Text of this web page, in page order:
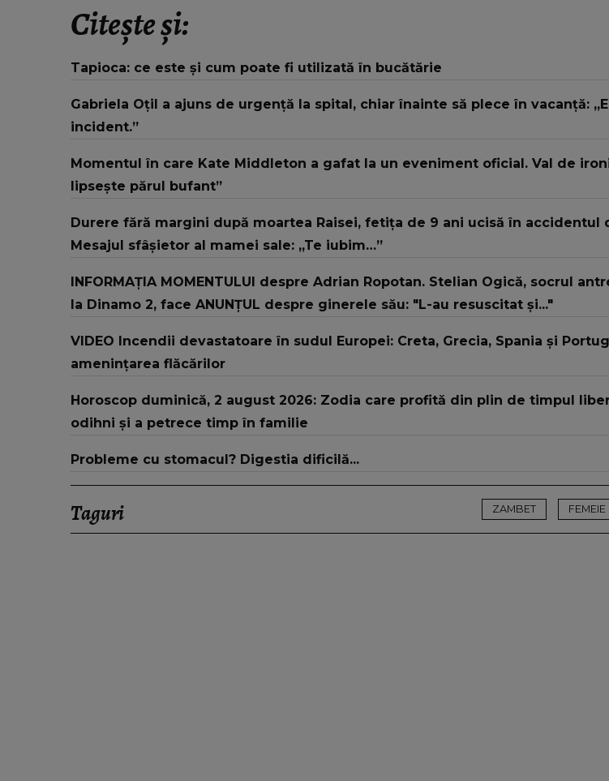
Citește și:
Tapioca: ce este și cum poate fi utilizată în bucătărie
Gabriela Oțil a ajuns de urgență la spital, chiar înainte să plece în vacanță:
incident.”
Momentul în care Kate Middleton a gafat la un eveniment oficial. Val de
lipsește părul bufant”
Durere fără margini după moartea Raisei, fetița de 9 ani ucisă în accidentul
Mesajul sfâșietor al mamei sale: „Te iubim…”
INFORMAȚIA MOMENTULUI despre Adrian Ropotan. Stelian Ogică, socrul
la Dinamo 2, face ANUNȚUL despre ginerele său: "L-au resuscitat și..."
VIDEO Incendii devastatoare în sudul Europei: Creta, Grecia, Spania și
amenințarea flăcărilor
Horoscop duminică, 2 august 2026: Zodia care profită din plin de timpul
odihni și a petrece timp în familie
Probleme cu stomacul? Digestia dificilă...
Taguri ZAMBET FEMEIE